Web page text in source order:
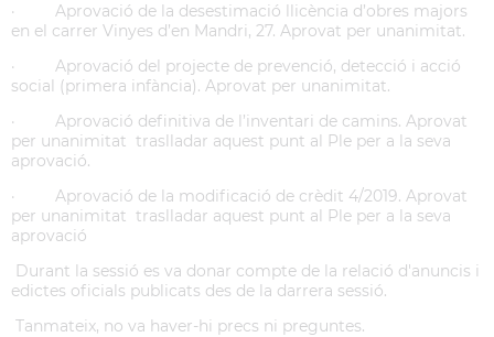
· Aprovació de la desestimació llicència d’obres majors
en el carrer Vinyes d’en Mandri, 27. Aprovat per unanimitat.
· Aprovació del projecte de prevenció, detecció i acció
social (primera infància). Aprovat per unanimitat.
· Aprovació definitiva de l’inventari de camins. Aprovat
per unanimitat traslladar aquest punt al Ple per a la seva
aprovació.
· Aprovació de la modificació de crèdit 4/2019. Aprovat
per unanimitat traslladar aquest punt al Ple per a la seva
aprovació
Durant la sessió es va donar compte de la relació d'anuncis i
edictes oficials publicats des de la darrera sessió.
Tanmateix, no va haver-hi precs ni preguntes.